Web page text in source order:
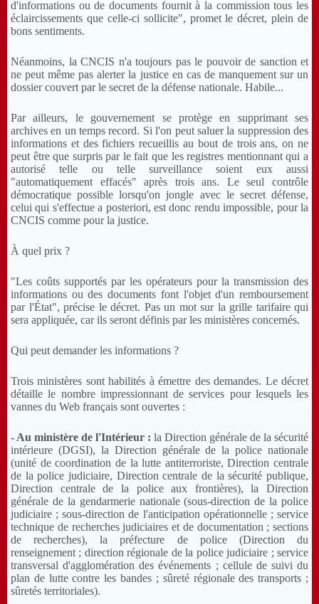
d'informations ou de documents fournit à la commission tous les
éclaircissements que celle-ci sollicite", promet le décret, plein de
bons sentiments.
Néanmoins, la CNCIS n'a toujours pas le pouvoir de sanction et
ne peut même pas alerter la justice en cas de manquement sur un
dossier couvert par le secret de la défense nationale. Habile...
Par ailleurs, le gouvernement se protège en supprimant ses
archives en un temps record. Si l'on peut saluer la suppression des
informations et des fichiers recueillis au bout de trois ans, on ne
peut être que surpris par le fait que les registres mentionnant qui a
autorisé telle ou telle surveillance soient eux aussi
"automatiquement effacés" après trois ans. Le seul contrôle
démocratique possible lorsqu'on jongle avec le secret défense,
celui qui s'effectue a posteriori, est donc rendu impossible, pour la
CNCIS comme pour la justice.
À quel prix ?
"Les coûts supportés par les opérateurs pour la transmission des
informations ou des documents font l'objet d'un remboursement
par l'État", précise le décret. Pas un mot sur la grille tarifaire qui
sera appliquée, car ils seront définis par les ministères concernés.
Qui peut demander les informations ?
Trois ministères sont habilités à émettre des demandes. Le décret
détaille le nombre impressionnant de services pour lesquels les
vannes du Web français sont ouvertes :
- Au ministère de l'Intérieur : la Direction générale de la sécurité
intérieure (DGSI), la Direction générale de la police nationale
(unité de coordination de la lutte antiterroriste, Direction centrale
de la police judiciaire, Direction centrale de la sécurité publique,
Direction centrale de la police aux frontières), la Direction
générale de la gendarmerie nationale (sous-direction de la police
judiciaire ; sous-direction de l'anticipation opérationnelle ; service
technique de recherches judiciaires et de documentation ; sections
de recherches), la préfecture de police (Direction du
renseignement ; direction régionale de la police judiciaire ; service
transversal d'agglomération des événements ; cellule de suivi du
plan de lutte contre les bandes ; sûreté régionale des transports ;
sûretés territoriales).